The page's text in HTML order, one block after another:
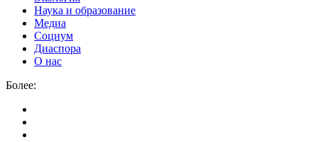
Наука и образование
Медиа
Социум
Диаспора
О нас
Более: